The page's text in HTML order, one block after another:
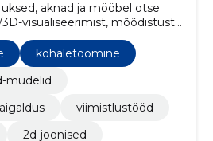
aknad ja mööbel otse
visualiseerimist, mõõdistust
täpse sobivuse
kohaletoomine
mudelid
viimistlustööd
2d-joonised